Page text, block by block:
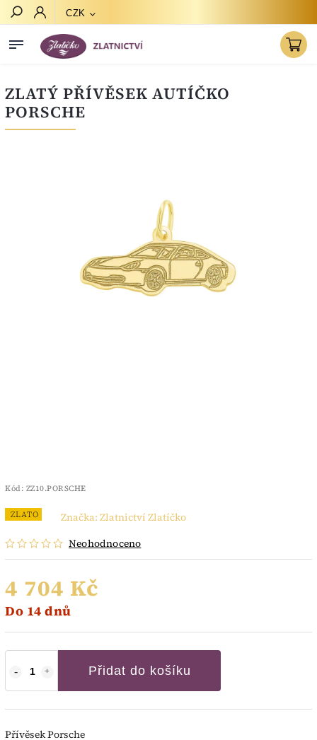
CZK
ZLATÝ PŘÍVĚSEK AUTÍČKO
PORSCHE
Kód: ZZ10.PORSCHE
ZLATO
Neohodnoceno
Značka: Zlatnictví Zlatíčko
4 704 Kč
Do 14 dnů
Přidat do košíku
Přívěsek Porsche